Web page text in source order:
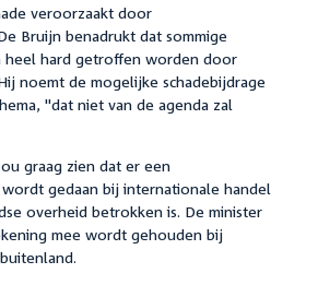
veroorzaakt door
Bruijn benadrukt dat sommige
heel hard getroffen worden door
noemt de mogelijke schadebijdrage
"dat niet van de agenda zal
graag zien dat er een
gedaan bij internationale handel
overheid betrokken is. De minister
mee wordt gehouden bij